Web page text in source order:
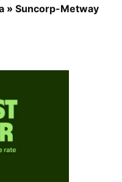
» Suncorp-Metway